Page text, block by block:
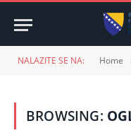
NALAZITE SE NA: Home
BROWSING: